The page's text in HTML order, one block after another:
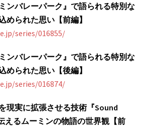
ンバレーパーク』で語られる特別な
られた思い【前編】
series/016855/
ンバレーパーク』で語られる特別な
られた思い【後編】
series/016874/
現実に拡張させる技術『Sound
るムーミンの物語の世界観【前